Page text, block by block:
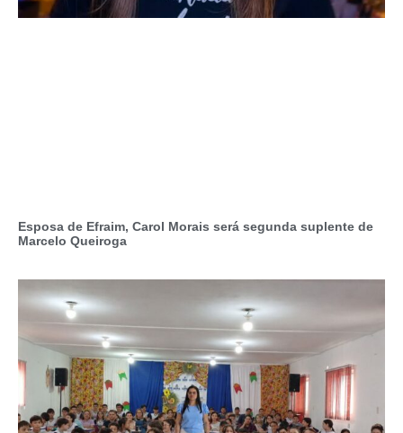
Esposa de Efraim, Carol Morais será segunda suplente de
Marcelo Queiroga